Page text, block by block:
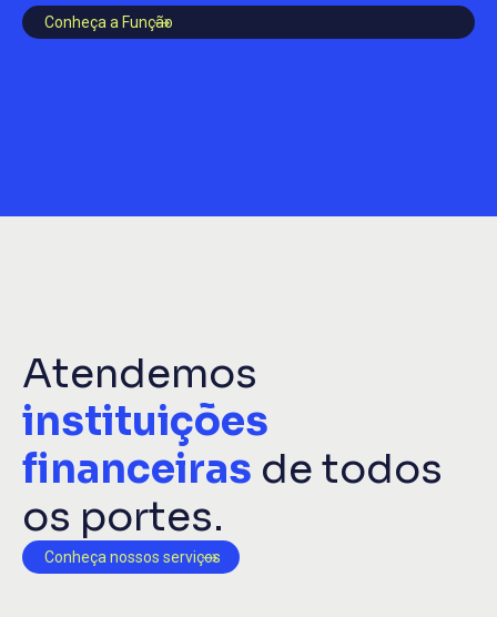
Conheça a Função
Atendemos
instituições
financeiras de todos
os portes.
Conheça nossos serviços